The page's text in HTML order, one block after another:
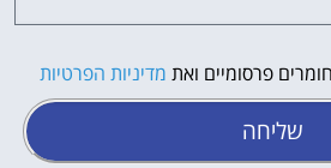
פרסומיים ואת מדיניות הפרטיות
שליחה